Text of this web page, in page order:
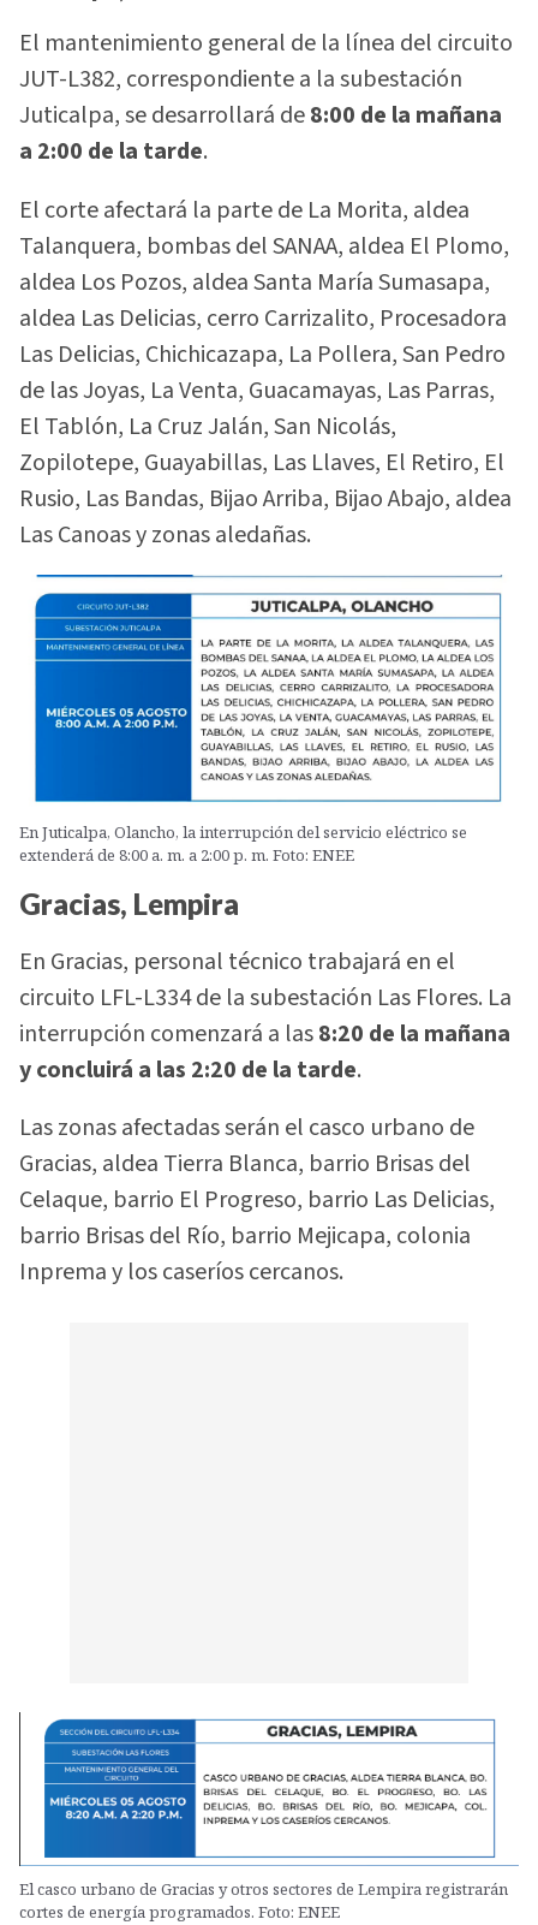
El mantenimiento general de la línea del circuito
JUT-L382, correspondiente a la subestación
Juticalpa, se desarrollará de8:00 de la mañana
a 2:00 de la tarde.
El corte afectará la parte de La Morita, aldea
Talanquera, bombas del SANAA, aldea El Plomo,
aldea Los Pozos, aldea Santa María Sumasapa,
aldea Las Delicias, cerro Carrizalito, Procesadora
Las Delicias, Chichicazapa, La Pollera, San Pedro
de las Joyas, La Venta, Guacamayas, Las Parras,
El Tablón, La Cruz Jalán, San Nicolás,
Zopilotepe, Guayabillas, Las Llaves, El Retiro, El
Rusio, Las Bandas, Bijao Arriba, Bijao Abajo, aldea
Las Canoas y zonas aledañas.
En Juticalpa, Olancho, la interrupción del servicio eléctrico se
extenderá de 8:00 a. m. a 2:00 p. m. Foto: ENEE
Gracias, Lempira
En Gracias, personal técnico trabajará en el
circuito LFL-L334 de la subestación Las Flores. La
interrupción comenzará a las8:20 de la mañana
y concluirá a las 2:20 de la tarde.
Las zonas afectadas serán el casco urbano de
Gracias, aldea Tierra Blanca, barrio Brisas del
Celaque, barrio El Progreso, barrio Las Delicias,
barrio Brisas del Río, barrio Mejicapa, colonia
Inprema y los caseríos cercanos.
El casco urbano de Gracias y otros sectores de Lempira registrarán
cortes de energía programados. Foto: ENEE